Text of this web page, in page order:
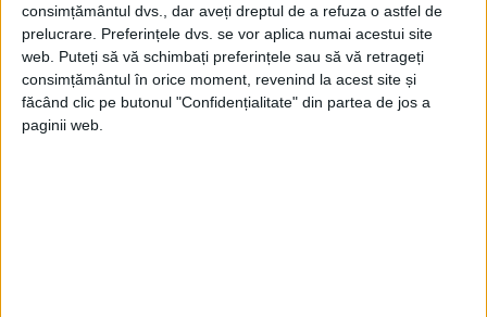
consimțământul dvs., dar aveți dreptul de a refuza o astfel de
prelucrare. Preferințele dvs. se vor aplica numai acestui site
web. Puteți să vă schimbați preferințele sau să vă retrageți
consimțământul în orice moment, revenind la acest site și
făcând clic pe butonul "Confidențialitate" din partea de jos a
paginii web.